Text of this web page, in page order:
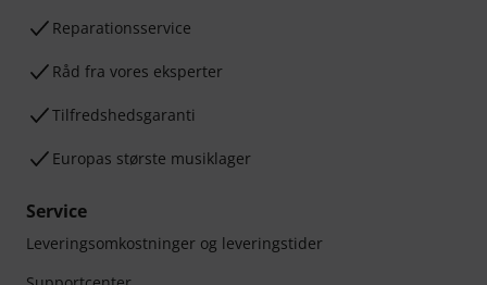
Reparationsservice
Råd fra vores eksperter
Tilfredshedsgaranti
Europas største musiklager
Service
Leveringsomkostninger og leveringstider